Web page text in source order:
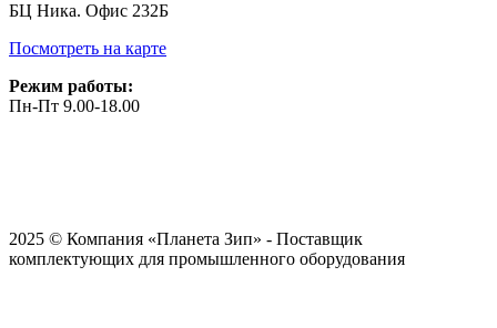
БЦ Ника. Офис 232Б
Посмотреть на карте
Режим работы:
Пн-Пт 9.00-18.00
2025 © Компания «Планета Зип» - Поставщик
комплектующих для промышленного оборудования